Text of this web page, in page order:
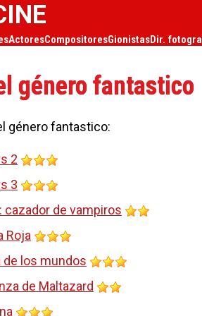
ActoresCompositoresGionistasDir.
género fantastico
género fantastico:
2
3
cazador de vampiros
Roja
de los mundos
de Maltazard